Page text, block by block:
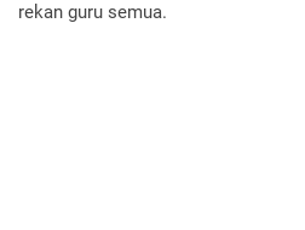
rekan guru semua.